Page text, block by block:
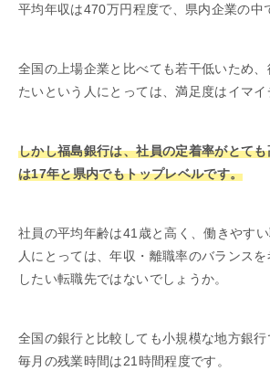
平均年収は470万円程度で、県内企業の中
全国の上場企業と比べても若干低いため
たいという人にとっては、満足度はイマイ
しかし福島銀行は、社員の定着率がとて
は17年と県内でもトップレベルです。
社員の平均年齢は41歳と高く、働きやす
人にとっては、年収・離職率のバランス
したい転職先ではないでしょうか。
全国の銀行と比較しても小規模な地方銀行
毎月の残業時間は21時間程度です。